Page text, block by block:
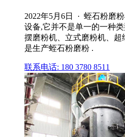
2022年5月6日 · 蛭石粉磨
设备,它并不是单一的一种
摆磨粉机、立式磨粉机、
是生产蛭石粉磨粉 .
联系电话: 180 3780 8511